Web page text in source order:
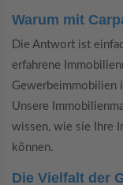
Warum mit
Die Antwort ist
erfahrene
Gewerbeimmobilien
Unsere
wissen, wie sie Ihre
können.
Die Vielfalt der